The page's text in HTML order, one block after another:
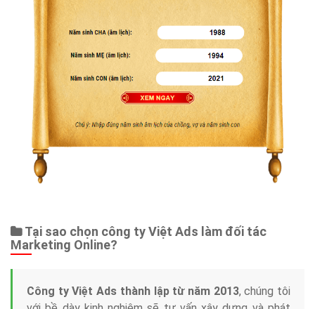
Tại sao chọn công ty Việt Ads làm đối tác
Marketing Online?
Công ty Việt Ads thành lập từ năm 2013, chúng tôi